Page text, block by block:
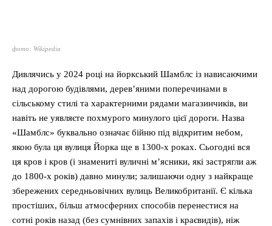
фото: Wikipedia
Дивлячись у 2024 році на йоркський Шамблс із нависаючими
над дорогою будівлями, дерев’яними поперечинами в
сільському стилі та характерними рядами магазинчиків, ви
навіть не уявляєте похмурого минулого цієї дороги. Назва
«Шамблс» буквально означає бійню під відкритим небом,
якою була ця вулиця Йорка ще в 1300-х роках. Сьогодні вся
ця кров і кров (і знамениті вуличні м’ясники, які застрягли аж
до 1800-х років) давно минули; залишаючи одну з найкраще
збережених середньовічних вулиць Великобританії. Є кілька
простіших, більш атмосферних способів перенестися на
сотні років назад (без сумнівних запахів і краєвидів), ніж